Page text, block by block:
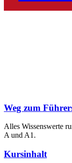
Weg zum
Alles Wissenswerte
A und A1.
Kursinhalt